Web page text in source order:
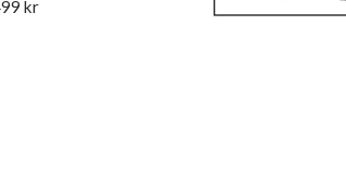
kr